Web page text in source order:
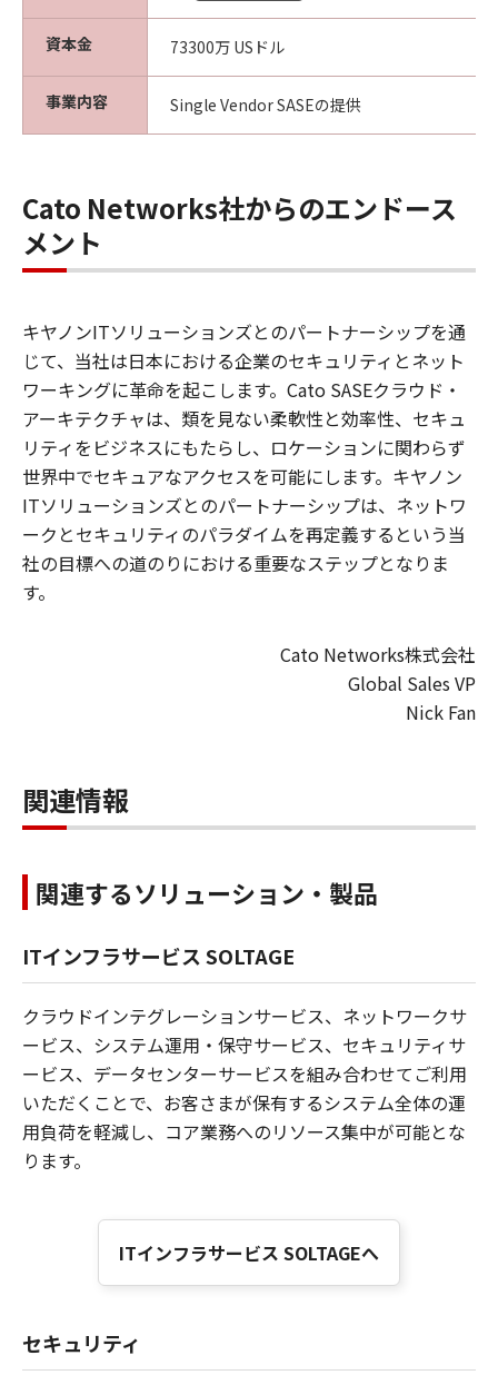
資本金 73300万 USドル
事業内容 Single Vendor SASEの提供
Cato Networks社からのエンドース
メント
キヤノンITソリューションズとのパートナーシップを通
じて、当社は日本における企業のセキュリティとネット
ワーキングに革命を起こします。Cato SASEクラウド・
アーキテクチャは、類を見ない柔軟性と効率性、セキュ
リティをビジネスにもたらし、ロケーションに関わらず
世界中でセキュアなアクセスを可能にします。キヤノン
ITソリューションズとのパートナーシップは、ネットワ
ークとセキュリティのパラダイムを再定義するという当
社の目標への道のりにおける重要なステップとなりま
す。
Cato Networks株式会社
Global Sales VP
Nick Fan
関連情報
関連するソリューション・製品
ITインフラサービス SOLTAGE
クラウドインテグレーションサービス、ネットワークサ
ービス、システム運用・保守サービス、セキュリティサ
ービス、データセンターサービスを組み合わせてご利用
いただくことで、お客さまが保有するシステム全体の運
用負荷を軽減し、コア業務へのリソース集中が可能とな
ります。
ITインフラサービス SOLTAGEへ
セキュリティ